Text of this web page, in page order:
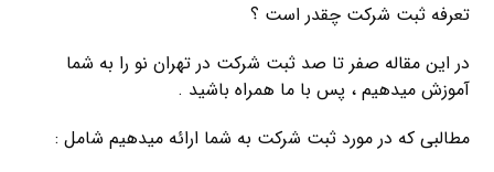
تعرفه ثبت شرکت چقدر است ؟
در این مقاله صفر تا صد ثبت شرکت در تهران نو را به شما
آموزش میدهیم ، پس با ما همراه باشید .
مطالبی که در مورد ثبت شرکت به شما ارائه میدهیم شامل :